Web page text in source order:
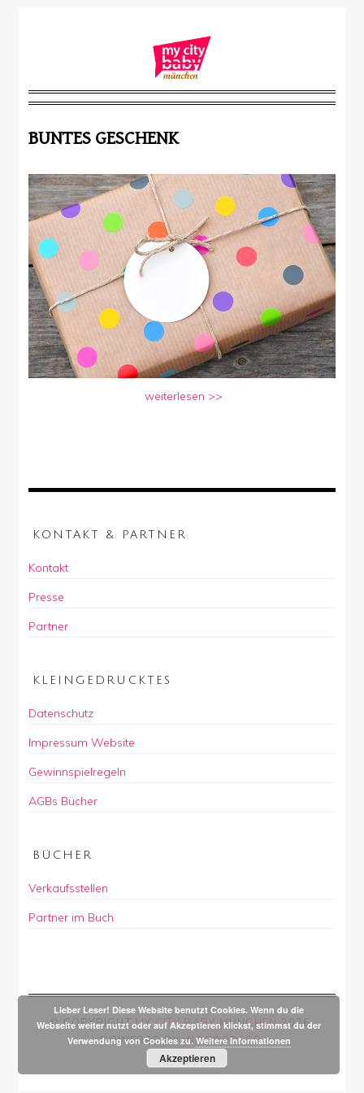
BUNTES GESCHENK
weiterlesen >>
KONTAKT & PARTNER
Kontakt
Presse
Partner
KLEINGEDRUCKTES
Datenschutz
Impressum Website
Gewinnspielregeln
AGBs Bücher
BÜCHER
Verkaufsstellen
Partner im Buch
© COPYRIGHTMY CITY BABY MÜNCHEN 2026.
POWERED BYWORDPRESS.
Lieber Leser! Diese Website benutzt Cookies. Wenn du die
Webseite weiter nutzt oder auf Akzeptieren klickst, stimmst du der
Verwendung von Cookies zu. Weitere Informationen
Akzeptieren